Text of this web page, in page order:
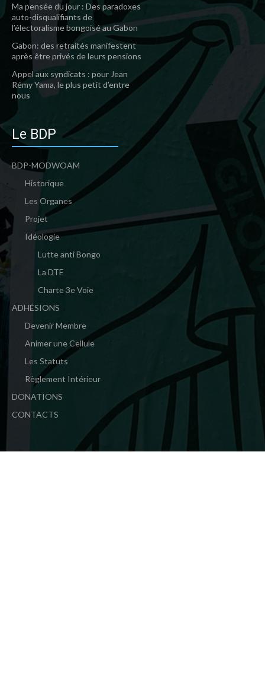
Ma pensée du jour : Des paradoxes
auto-disqualifiants de
l’électoralisme bongoïsé au Gabon
Gabon: des retraités manifestent
après être privés de leurs pensions
Appel aux syndicats : pour Jean
Rémy Yama, le plus petit d’entre
nous
Le BDP
BDP-MODWOAM
Historique
Les Organes
Projet
Idéologie
Lutte anti Bongo
La DTE
Charte 3e Voie
ADHÉSIONS
Devenir Membre
Animer une Cellule
Les Statuts
Règlement Intérieur
DONATIONS
CONTACTS